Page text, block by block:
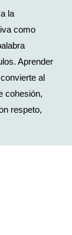
la
como
Aprender
al
cohesión,
respeto,